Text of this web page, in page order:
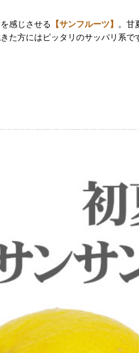
感じさせる 【サンフルーツ】
。甘
た方にはピッタリのサッパリ系で